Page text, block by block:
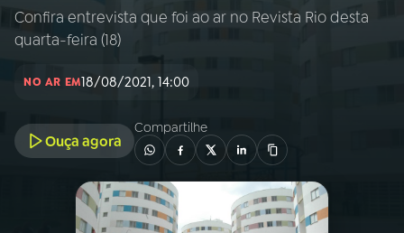
01INÍCIO
PROGRAMAÇÃO
PROGRAMAS
Confira entrevista que foi ao ar no Revista Rio desta
quarta-feira (18)
NO AR EM18/08/2021, 14:00
Ouça agora
Compartilhe